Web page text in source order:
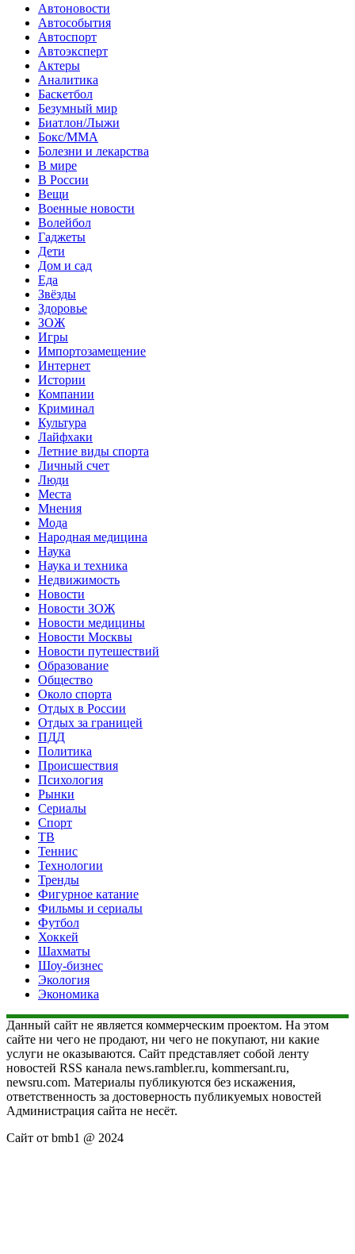
Автоновости
Автособытия
Автоспорт
Автоэксперт
Актеры
Аналитика
Баскетбол
Безумный мир
Биатлон/Лыжи
Бокс/MMA
Болезни и лекарства
В мире
В России
Вещи
Военные новости
Волейбол
Гаджеты
Дети
Дом и сад
Еда
Звёзды
Здоровье
ЗОЖ
Игры
Импортозамещение
Интернет
Истории
Компании
Криминал
Культура
Лайфхаки
Летние виды спорта
Личный счет
Люди
Места
Мнения
Мода
Народная медицина
Наука
Наука и техника
Недвижимость
Новости
Новости ЗОЖ
Новости медицины
Новости Москвы
Новости путешествий
Образование
Общество
Около спорта
Отдых в России
Отдых за границей
ПДД
Политика
Происшествия
Психология
Рынки
Сериалы
Спорт
ТВ
Теннис
Технологии
Тренды
Фигурное катание
Фильмы и сериалы
Футбол
Хоккей
Шахматы
Шоу-бизнес
Экология
Экономика
Данный сайт не является коммерческим проектом. На этом
сайте ни чего не продают, ни чего не покупают, ни какие
услуги не оказываются. Сайт представляет собой ленту
новостей RSS канала news.rambler.ru, kommersant.ru,
newsru.com. Материалы публикуются без искажения,
ответственность за достоверность публикуемых новостей
Администрация сайта не несёт.
Сайт от bmb1 @ 2024